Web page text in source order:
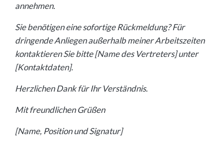
annehmen.
Sie benötigen eine sofortige Rückmeldung? Für
dringende Anliegen außerhalb meiner Arbeitszeiten
kontaktieren Sie bitte [Name des Vertreters] unter
[Kontaktdaten].
Herzlichen Dank für Ihr Verständnis.
Mit freundlichen Grüßen
[Name, Position und Signatur]